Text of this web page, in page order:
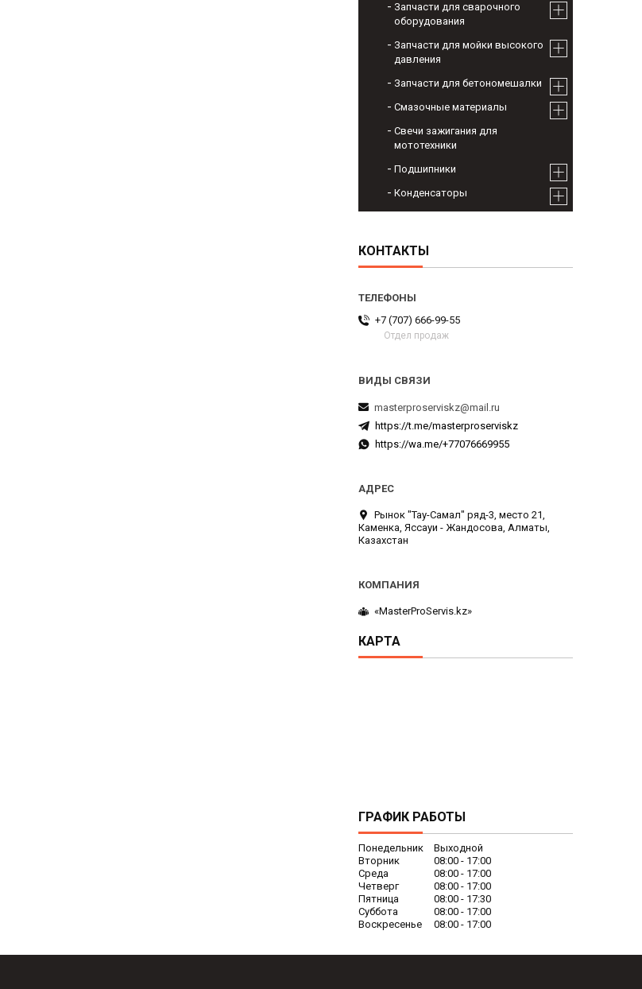
Запчасти для сварочного
оборудования
Запчасти для мойки высокого
давления
Запчасти для бетономешалки
Смазочные материалы
Свечи зажигания для
мототехники
Подшипники
Конденсаторы
КОНТАКТЫ
+7 (707) 666-99-55
Отдел продаж
masterproserviskz@mail.ru
https://t.me/masterproserviskz
https://wa.me/+77076669955
Рынок "Тау-Самал" ряд-3, место 21,
Каменка, Яссауи - Жандосова, Алматы,
Казахстан
«MasterProServis.kz»
КАРТА
ГРАФИК РАБОТЫ
Понедельник
Выходной
Вторник
08:00
17:00
Среда
08:00
17:00
Четверг
08:00
17:00
Пятница
08:00
17:30
Суббота
08:00
17:00
Воскресенье
08:00 17:00